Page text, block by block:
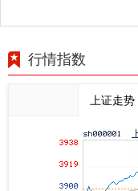
行情指数
上证走势